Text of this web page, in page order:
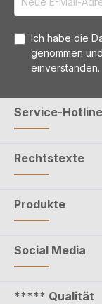
Ich habe die
genommen
einverstanden.
Service-Hotline
Rechtstexte
Produkte
Social Media
***** Qualität